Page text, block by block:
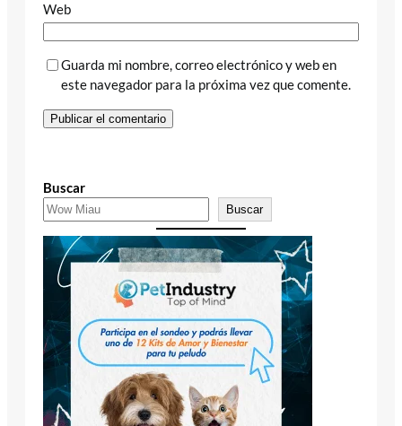
Web
Guarda mi nombre, correo electrónico y web en
este navegador para la próxima vez que comente.
Buscar
Buscar